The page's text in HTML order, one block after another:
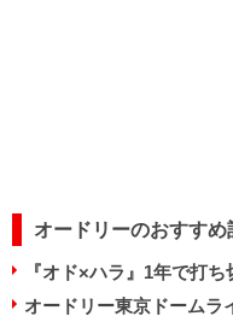
オードリーのおすすめ
『オド×ハラ』1年で打ち切り……
オードリー東京ドームライブは「ガチで